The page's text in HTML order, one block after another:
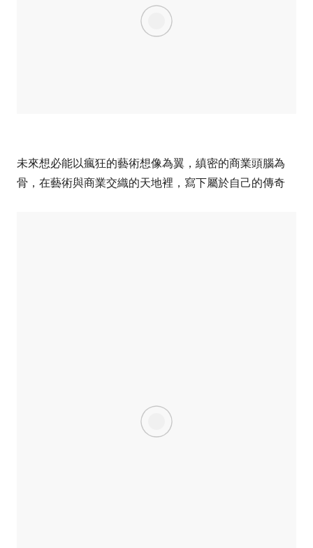
未來想必能以瘋狂的藝術想像為翼，縝密的商業頭腦為
骨，在藝術與商業交織的天地裡，寫下屬於自己的傳奇